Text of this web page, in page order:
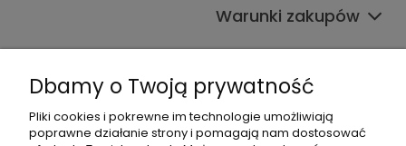
Warunki zakupów
Informacje o sklepie
Moje konto
Pomoc
Dbamy o Twoją prywatność
Pliki cookies i pokrewne im technologie umożliwiają
poprawne działanie strony i pomagają nam dostosować